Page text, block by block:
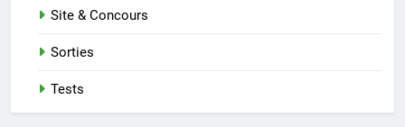
Site & Concours
Sorties
Tests